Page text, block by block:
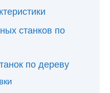
станков по
по дереву